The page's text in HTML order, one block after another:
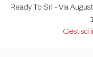
Ready To Srl - Via
Gestisci